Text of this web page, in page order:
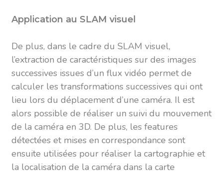
Application au SLAM visuel
De plus, dans le cadre du SLAM visuel,
l’extraction de caractéristiques sur des images
successives issues d’un flux vidéo permet de
calculer les transformations successives qui ont
lieu lors du déplacement d’une caméra. Il est
alors possible de réaliser un suivi du mouvement
de la caméra en 3D. De plus, les features
détectées et mises en correspondance sont
ensuite utilisées pour réaliser la cartographie et
la localisation de la caméra dans la carte